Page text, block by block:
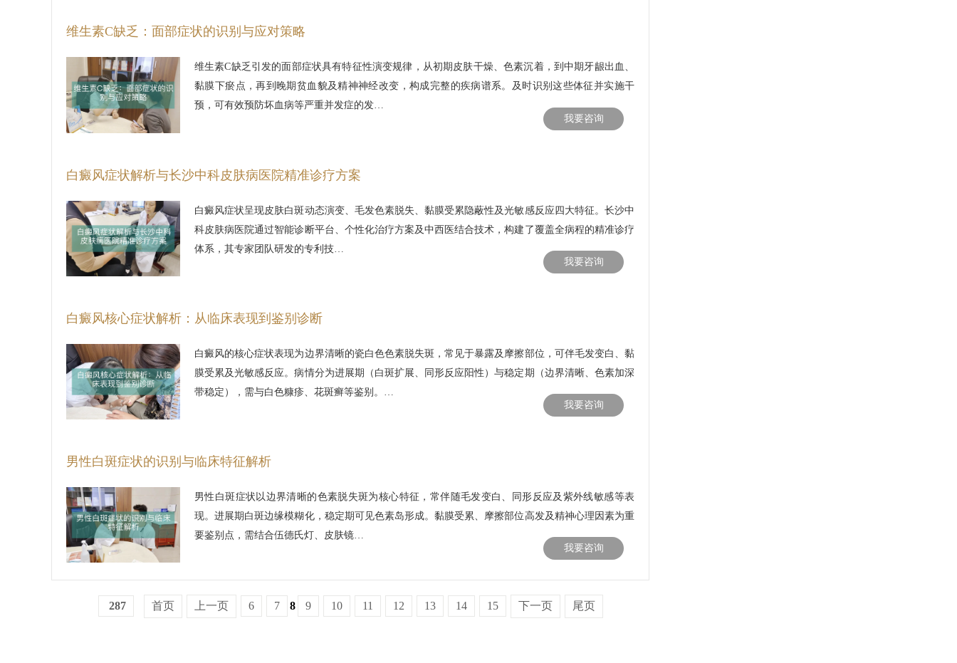
维生素C缺乏：面部症状的识别与应对策略
维生素C缺乏引发的面部症状具有特征性演变规律，从初期皮肤干燥、色素沉着，到中期牙龈出血、
黏膜下瘀点，再到晚期贫血貌及精神神经改变，构成完整的疾病谱系。及时识别这些体征并实施干
预，可有效预防坏血病等严重并发症的发…
我要咨询
白癜风症状解析与长沙中科皮肤病医院精准诊疗方案
白癜风症状呈现皮肤白斑动态演变、毛发色素脱失、黏膜受累隐蔽性及光敏感反应四大特征。长沙中
科皮肤病医院通过智能诊断平台、个性化治疗方案及中西医结合技术，构建了覆盖全病程的精准诊疗
体系，其专家团队研发的专利技…
我要咨询
白癜风核心症状解析：从临床表现到鉴别诊断
白癜风的核心症状表现为边界清晰的瓷白色色素脱失斑，常见于暴露及摩擦部位，可伴毛发变白、黏
膜受累及光敏感反应。病情分为进展期（白斑扩展、同形反应阳性）与稳定期（边界清晰、色素加深
带稳定），需与白色糠疹、花斑癣等鉴别。…
我要咨询
男性白斑症状的识别与临床特征解析
男性白斑症状以边界清晰的色素脱失斑为核心特征，常伴随毛发变白、同形反应及紫外线敏感等表
现。进展期白斑边缘模糊化，稳定期可见色素岛形成。黏膜受累、摩擦部位高发及精神心理因素为重
要鉴别点，需结合伍德氏灯、皮肤镜…
我要咨询
287 首页 上一页 6 7 8 9 10 11 12 13 14 15 下一页 尾页